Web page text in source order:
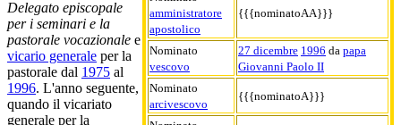
amministratore
apostolico
{{{nominatoAA}}}
Nominato
vescovo
27 dicembre 1996 da papa
Giovanni Paolo II
Nominato
arcivescovo
{{{nominatoA}}}
Delegato episcopale
per i seminari e la
pastorale vocazionale e
vicario generale per la
pastorale dal 1975 al
1996. L'anno seguente,
quando il vicariato
generale per la